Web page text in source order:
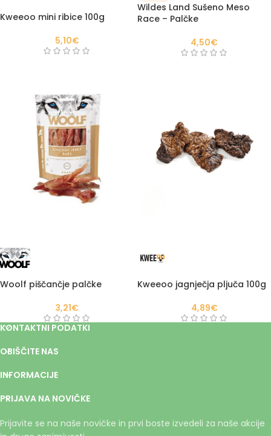
Kweeoo mini ribice 100g
5,10€
Wildes Land Sušeno Meso
Race – Palčke
4,50€
Woolf piščančje palčke
3,21€
Kweeoo jagnječja pljuča 100g
4,89€
KONTAKTNI PODATKI
OBIŠČITE NAS
INFORMACIJE
PRIJAVA NA NOVIČKE
Prijavite se na naše novičke in prvi boste izvedeli za naše akcije